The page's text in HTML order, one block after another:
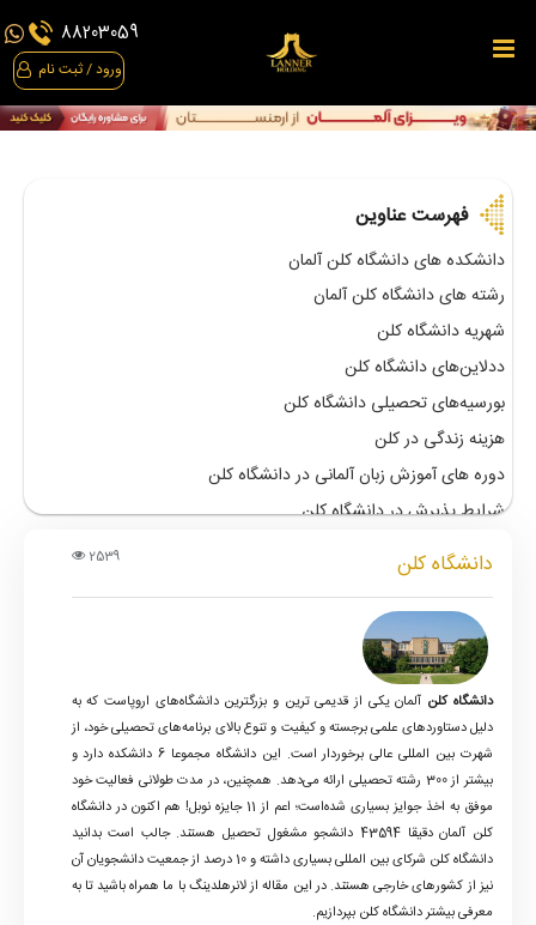
88203059
ورود / ثبت نام
اقامت
مهاجرتی
مقالات
متداول
فهرست عناوین
دانشکده های دانشگاه کلن آلمان
رشته های دانشگاه کلن آلمان
شهریه دانشگاه کلن
ددلاین‌های دانشگاه کلن
بورسیه‌های تحصیلی دانشگاه کلن
هزینه زندگی در کلن
دوره های آموزش زبان آلمانی در دانشگاه کلن
شرایط پذیرش در دانشگاه کلن
دانشگاه های شهر کلن آلمان
خوابگاه دانشجویی در شهر کلن
دانشگاه کلن 2539
دانشگاه کلن آلمان یکی از قدیمی ترین و بزرگترین دانشگاه‌های اروپاست که به
دلیل دستاوردهای علمی برجسته و کیفیت و تنوع بالای برنامه‌های تحصیلی خود، از
شهرت بین المللی عالی برخوردار است. این دانشگاه مجموعا 6 دانشکده دارد و
بیشتر از 300 رشته تحصیلی ارائه می‌دهد. همچنین، در مدت طولانی فعالیت خود
موفق به اخذ جوایز بسیاری شده‌است؛ اعم از 11 جایزه نوبل! هم اکنون در دانشگاه
کلن آلمان دقیقا 43594 دانشجو مشغول تحصیل هستند. جالب است بدانید
دانشگاه کلن شرکای بین المللی بسیاری داشته و 10 درصد از جمعیت دانشجویان آن
نیز از کشورهای خارجی هستند. در این مقاله از لانرهلدینگ با ما همراه باشید تا به
معرفی بیشتر دانشگاه کلن بپردازیم.